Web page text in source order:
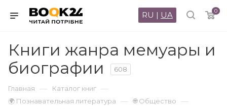
0
RU | UA
Книги жанра мемуары и
биографии
608
Главная — Каталог книг —
🌍 Познавательная литература — 🌐 Общество —